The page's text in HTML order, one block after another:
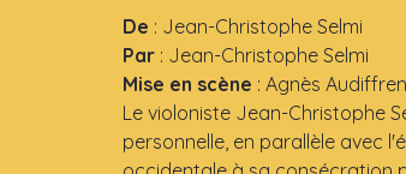
De : Jean-Christophe Selmi
Par : Jean-Christophe Selmi
Mise en scène : Agnès Audiffren
Le violoniste Jean-Christophe
personnelle, en parallèle avec